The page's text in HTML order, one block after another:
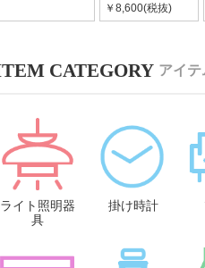
￥8,600(税抜)
アイテ
ライト照明器
具
掛け時計